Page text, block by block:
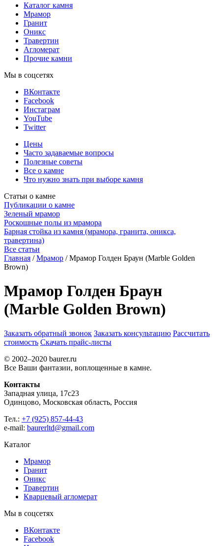
Каталог камня
Мрамор
Гранит
Оникс
Травертин
Агломерат
Прочие камни
Мы в соцсетях
ВКонтакте
Facebook
Инстаграм
YouTube
Twitter
Цены
Часто задаваемые вопросы
Полезные советы
Все о камне
Что нужно знать при выборе камня
Статьи о камне
Публикации о камне
Зеленый мрамор
Роскошные полы из мрамора
Барная стойка из камня (мрамора, гранита, оникса,
травертина)
Все статьи
Главная / Мрамор / Мрамор Голден Браун (Marble Golden
Brown)
Мрамор Голден Браун
(Marble Golden Brown)
Заказать обратный звонок Заказать консультацию Рассчитать
стоимость Скачать прайс-листы
© 2002–2020 baurer.ru
Все Ваши фантазии, воплощенные в камне.
Контакты
Западная улица, 17с23
Одинцово, Московская область, Россия
Тел.: +7 (925) 857-44-43
e-mail: baurerltd@gmail.com
Каталог
Мрамор
Гранит
Оникс
Травертин
Кварцевый агломерат
Мы в соцсетях
ВКонтакте
Facebook